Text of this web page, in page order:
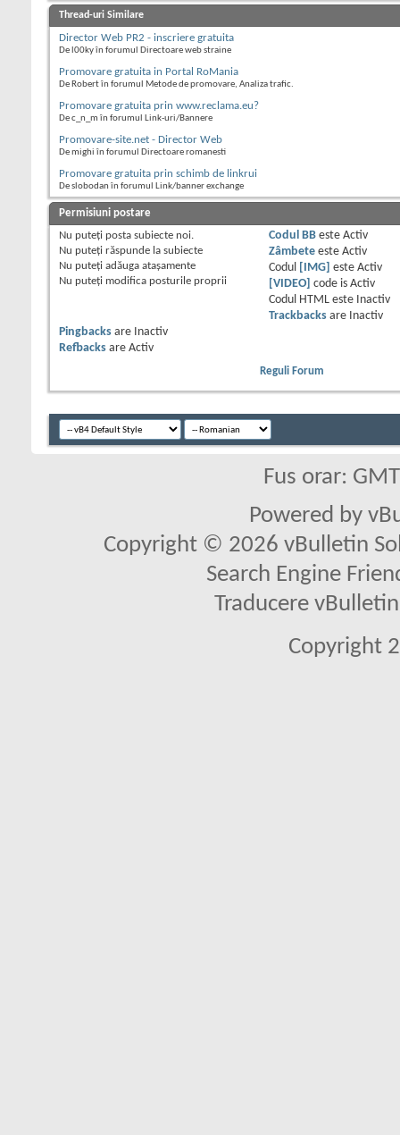
Thread-uri Similare
Director Web PR2 - inscriere gratuita
De l00ky în forumul Directoare web straine
Promovare gratuita in Portal RoMania
De Robert în forumul Metode de promovare, Analiza trafic.
Promovare gratuita prin www.reclama.eu?
De c_n_m în forumul Link-uri/Bannere
Promovare-site.net - Director Web
De mighi în forumul Directoare romanesti
Promovare gratuita prin schimb de linkrui
De slobodan în forumul Link/banner exchange
Permisiuni postare
Nu puteţi posta subiecte noi.
Nu puteţi răspunde la subiecte
Nu puteţi adăuga ataşamente
Nu puteţi modifica posturile proprii
Codul BBeste Activ
Zâmbeteeste Activ
Codul
[IMG] este Activ
[VIDEO] code is Activ
Codul HTML este
Inactiv
Trackbacksare
Inactiv
Pingbacks are
Inactiv
Refbacks are Activ
Reguli Forum
Fus orar:
Powered by
Copyright © 2026 vBulletin
Search Engine
Traducere
Copyright